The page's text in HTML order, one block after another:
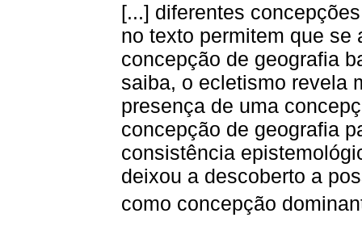
[...] diferentes
no texto permitem que se
concepção de geografia
saiba, o ecletismo revela
presença de uma
concepção de geografia
consistência
deixou a descoberto a
como concepção